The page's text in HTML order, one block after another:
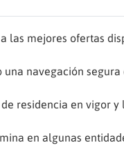
las mejores ofertas
navegación
residencia en vigor y
en algunas